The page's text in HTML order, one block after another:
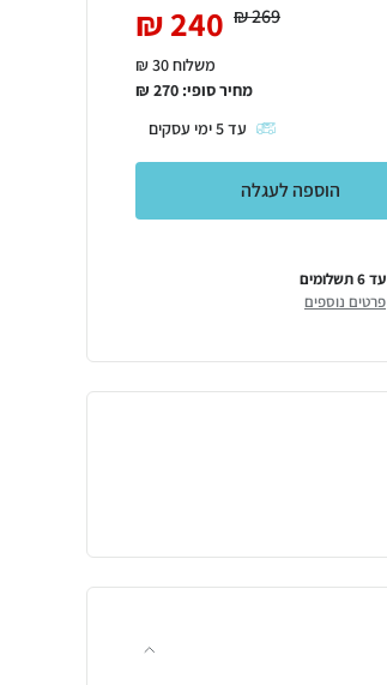
269
₪
240
₪
משלוח 30 ₪
מחיר סופי: 270
₪
עד5ימי עסקים
הוספה לעגלה
עד 6 תשלומים
פרטים נוספים